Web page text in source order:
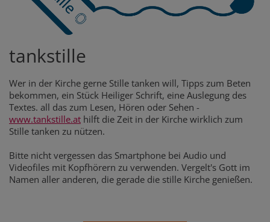
tankstille
Wer in der Kirche gerne Stille tanken will, Tipps zum Beten
bekommen, ein Stück Heiliger Schrift, eine Auslegung des
Textes. all das zum Lesen, Hören oder Sehen -
www.tankstille.at hilft die Zeit in der Kirche wirklich zum
Stille tanken zu nützen.
Bitte nicht vergessen das Smartphone bei Audio und
Videofiles mit Kopfhörern zu verwenden. Vergelt's Gott im
Namen aller anderen, die gerade die stille Kirche genießen.